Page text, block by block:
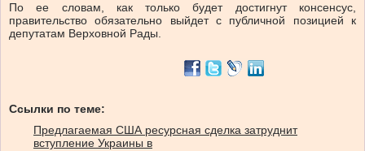
По ее словам, как только будет достигнут консенсус,
правительство обязательно выйдет с публичной позицией к
депутатам Верховной Рады.
Ссылки по теме:
Предлагаемая США ресурсная сделка затруднит
вступление Украины в